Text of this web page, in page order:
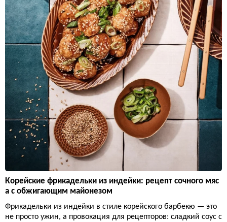
Корейские фрикадельки из индейки: рецепт сочного мяс
а с обжигающим майонезом
Фрикадельки из индейки в стиле корейского барбекю — это
не просто ужин, а провокация для рецепторов: сладкий соус с